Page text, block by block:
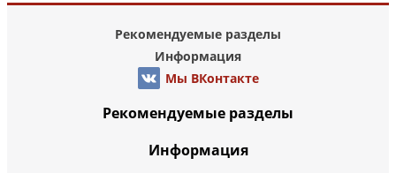
Рекомендуемые разделы
Информация
Мы ВКонтакте
Рекомендуемые разделы
Информация